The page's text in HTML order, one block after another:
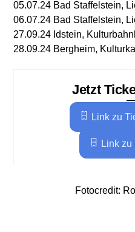
05.07.24 Bad Staffelstein,
06.07.24 Bad Staffelstein,
27.09.24 Idstein,
28.09.24 Bergheim,
Jetzt
Link zu
Link zu
Fotocredit: